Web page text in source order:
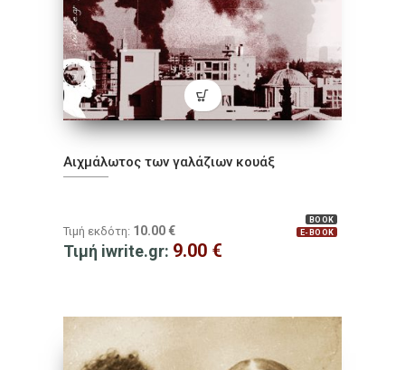
Αιχμάλωτος των γαλάζιων κουάξ
BOOK
E-BOOK
Τιμή εκδότη: 10.00 €
Τιμή iwrite.gr: 9.00 €